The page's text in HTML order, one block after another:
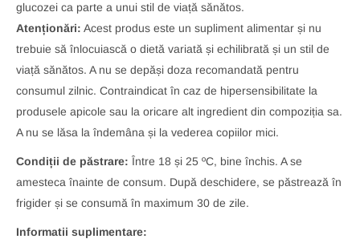
glucozei ca parte a unui stil de viață sănătos.
Atenționări: Acest produs este un supliment alimentar și nu
trebuie să înlocuiască o dietă variată și echilibrată și un stil de
viață sănătos. A nu se depăși doza recomandată pentru
consumul zilnic. Contraindicat în caz de hipersensibilitate la
produsele apicole sau la oricare alt ingredient din compoziția sa.
A nu se lăsa la îndemâna și la vederea copiilor mici.
Condiții de păstrare: Între 18 și 25 ºC, bine închis. A se
amesteca înainte de consum. După deschidere, se păstrează în
frigider și se consumă în maximum 30 de zile.
Informatii suplimentare: